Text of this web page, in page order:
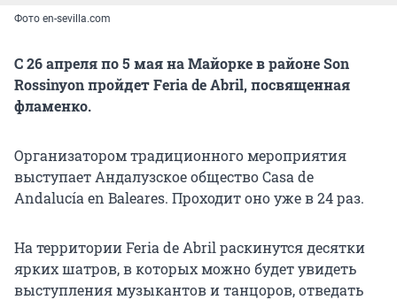
Фото en-sevilla.com
С 26 апреля по 5 мая на Майорке в районе Son
Rossinyon пройдет Feria de Abril, посвященная
фламенко.
Организатором традиционного мероприятия
выступает Андалузское общество Casa de
Andalucía en Baleares. Проходит оно уже в 24 раз.
На территории Feria de Abril раскинутся десятки
ярких шатров, в которых можно будет увидеть
выступления музыкантов и танцоров, отведать